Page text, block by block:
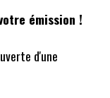
émission !
d'une